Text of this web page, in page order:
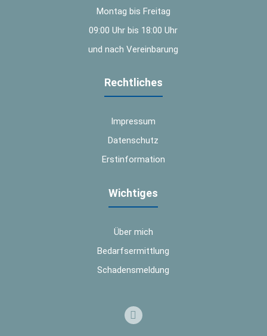
Montag bis Freitag
09:00 Uhr bis 18:00 Uhr
und nach Vereinbarung
Rechtliches
Impressum
Datenschutz
Erstinformation
Wichtiges
Über mich
Bedarfsermittlung
Schadensmeldung